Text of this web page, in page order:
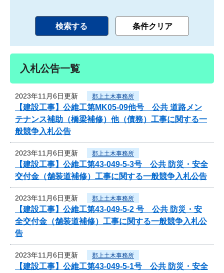
入札公告一覧
2023年11月6日更新 郡上土木事務所
【建設工事】公維工第MK05-09他号 公共 道路メン
テナンス補助（橋梁補修）他（債務）工事に関する一
般競争入札公告
2023年11月6日更新 郡上土木事務所
【建設工事】公維工第43-049-5-3号 公共 防災・安全
交付金（舗装道補修）工事に関する一般競争入札公告
2023年11月6日更新 郡上土木事務所
【建設工事】公維工第43-049-5-2 号 公共 防災・安
全交付金（舗装道補修）工事に関する一般競争入札公
告
2023年11月6日更新 郡上土木事務所
【建設工事】公維工第43-049-5-1号 公共 防災・安全